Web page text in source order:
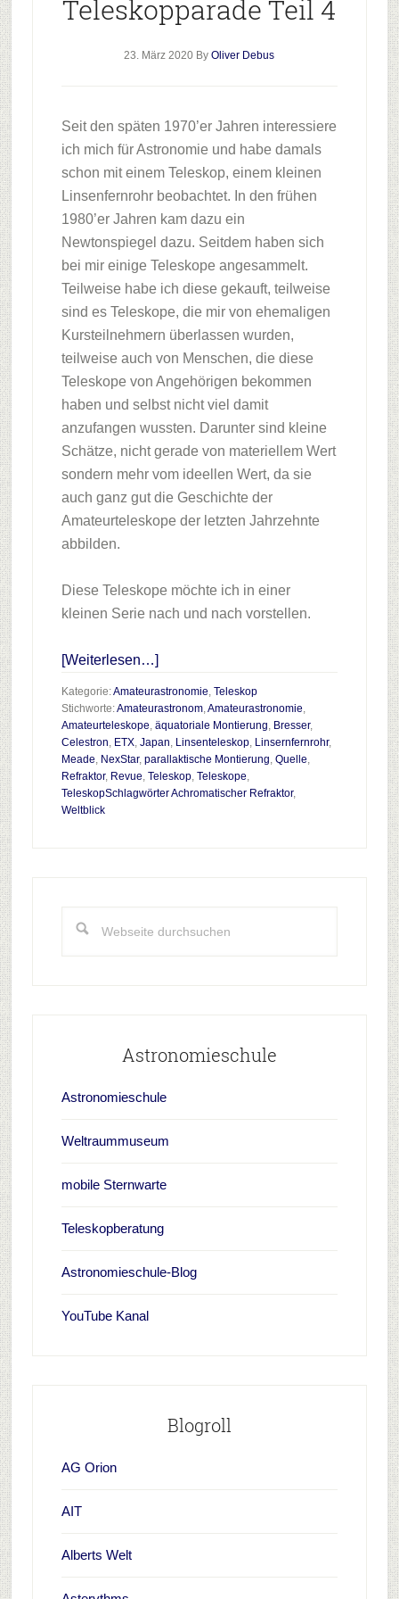
Teleskopparade Teil 4
23. März 2020 ByOliver Debus
Seit den späten 1970’er Jahren interessiere
ich mich für Astronomie und habe damals
schon mit einem Teleskop, einem kleinen
Linsenfernrohr beobachtet. In den frühen
1980’er Jahren kam dazu ein
Newtonspiegel dazu. Seitdem haben sich
bei mir einige Teleskope angesammelt.
Teilweise habe ich diese gekauft, teilweise
sind es Teleskope, die mir von ehemaligen
Kursteilnehmern überlassen wurden,
teilweise auch von Menschen, die diese
Teleskope von Angehörigen bekommen
haben und selbst nicht viel damit
anzufangen wussten. Darunter sind kleine
Schätze, nicht gerade von materiellem Wert
sondern mehr vom ideellen Wert, da sie
auch ganz gut die Geschichte der
Amateurteleskope der letzten Jahrzehnte
abbilden.
Diese Teleskope möchte ich in einer
kleinen Serie nach und nach vorstellen.
[Weiterlesen…]Infos
Plugin
Teleskopparade
Teil
4
Kategorie:Amateurastronomie, Teleskop
Stichworte:Amateurastronom,Amateurastronomie,
Amateurteleskope, äquatoriale Montierung, Bresser,
Celestron, ETX, Japan, Linsenteleskop, Linsernfernrohr,
Meade, NexStar, parallaktische Montierung, Quelle,
Refraktor, Revue, Teleskop, Teleskope,
TeleskopSchlagwörter Achromatischer Refraktor,
Weltblick
durchsuchen
Astronomieschule
Astronomieschule
Weltraummuseum
mobile Sternwarte
Teleskopberatung
Astronomieschule-Blog
YouTube Kanal
Blogroll
AG Orion
AIT
Alberts Welt